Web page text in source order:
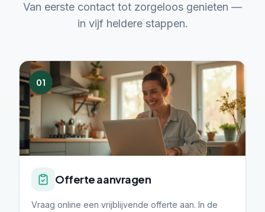
Van eerste contact tot zorgeloos genieten —
in vijf heldere stappen.
01
Offerte aanvragen
Vraag online een vrijblijvende offerte aan. In de